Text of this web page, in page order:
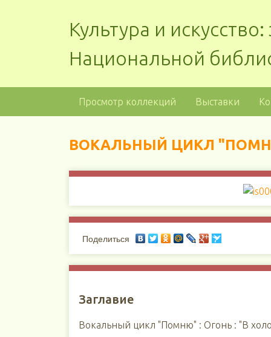
Культура и
Национальной
Просмотр коллекций Выставки
ВОКАЛЬНЫЙ ЦИКЛ
Поделиться
Заглавие
Вокальный цикл "Помню" : Огонь : "В